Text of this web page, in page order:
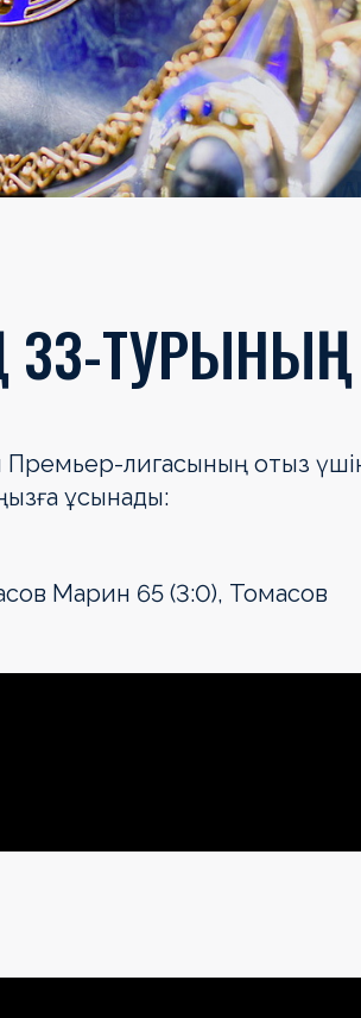
33-
Премьер-лигасының отыз
ұсынады:
Марин 65 (3:0), Томасов